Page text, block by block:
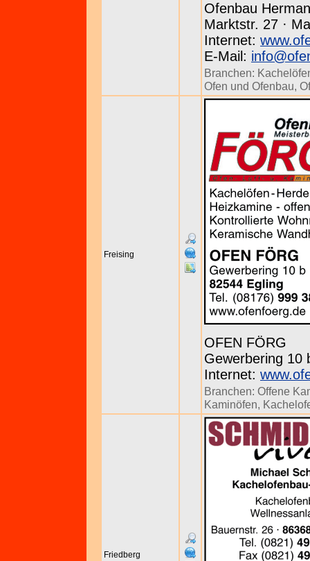
Ofenbau
Marktstr. 27 ·
Internet:
E-Mail:
Branchen:
Ofen und Ofenbau,
Freising
OFEN FÖRG
Gewerbering 10
Internet:
Branchen: Offene
Kaminöfen,
Friedberg